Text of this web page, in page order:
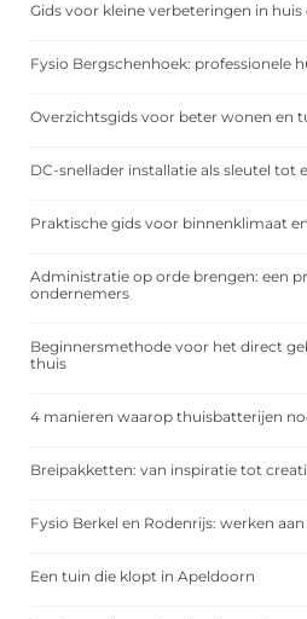
Gids voor kleine verbeteringen in huis
Fysio Bergschenhoek: professionele
Overzichtsgids voor beter wonen en
DC-snellader installatie als sleutel tot
Praktische gids voor binnenklimaat
Administratie op orde brengen: een
ondernemers
Beginnersmethode voor het direct
thuis
4 manieren waarop thuisbatterijen
Breipakketten: van inspiratie tot
Fysio Berkel en Rodenrijs: werken
Een tuin die klopt in Apeldoorn